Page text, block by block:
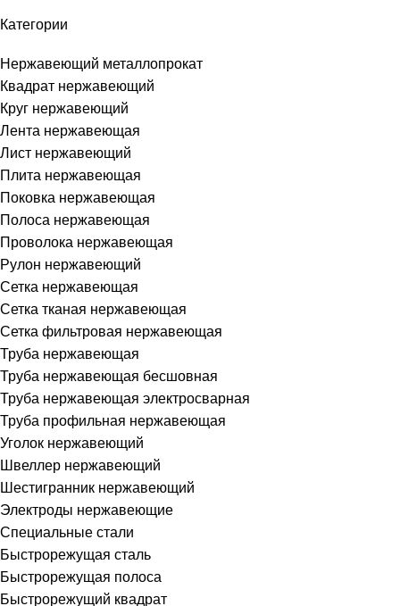
Категории
Нержавеющий металлопрокат
Квадрат нержавеющий
Круг нержавеющий
Лента нержавеющая
Лист нержавеющий
Плита нержавеющая
Поковка нержавеющая
Полоса нержавеющая
Проволока нержавеющая
Рулон нержавеющий
Сетка нержавеющая
Сетка тканая нержавеющая
Сетка фильтровая нержавеющая
Труба нержавеющая
Труба нержавеющая бесшовная
Труба нержавеющая электросварная
Труба профильная нержавеющая
Уголок нержавеющий
Швеллер нержавеющий
Шестигранник нержавеющий
Электроды нержавеющие
Специальные стали
Быстрорежущая сталь
Быстрорежущая полоса
Быстрорежущий квадрат